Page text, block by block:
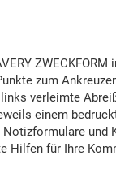
zum
verleimte
einem
und
Hilfen für Ihre